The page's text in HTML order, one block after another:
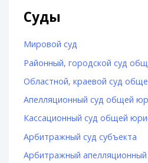
Суды
Мировой суд
Районный, городской суд
Областной, краевой суд
Апелляционный суд общей
Кассационный суд общей
Арбитражный суд субъекта
Арбитражный апелляционный